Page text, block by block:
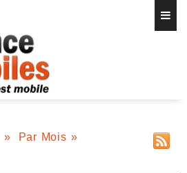
» Par Mois »